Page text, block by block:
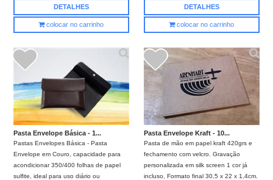
DETALHES
colocar no carrinho
DETALHES
colocar no carrinho
Pasta Envelope Básica - 1...
Pastas Envelopes Básica - Pasta
Envelope em Couro, capacidade para
acondicionar 350/400 folhas de papel
sulfite, ideal para uso diário ou
Pasta Envelope Kraft - 10...
Pasta de mão em papel kraft 420grs e
fechamento com velcro. Gravação
personalizada em silk screen 1 cor já
incluso, Formato final 30,5 x 22 x 1,4cm.